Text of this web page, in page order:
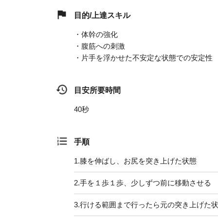
目的/上達スキル
・体幹の強化
・腹筋への刺激
・片手を浮かせた不安定な状態での安定性
目安所要時間
40秒
手順
1.膝を伸ばし、お尻を突き上げた状態
2.手を１歩１歩、少しずつ前に移動させる
3.行ける範囲まで行ったら元の突き上げた